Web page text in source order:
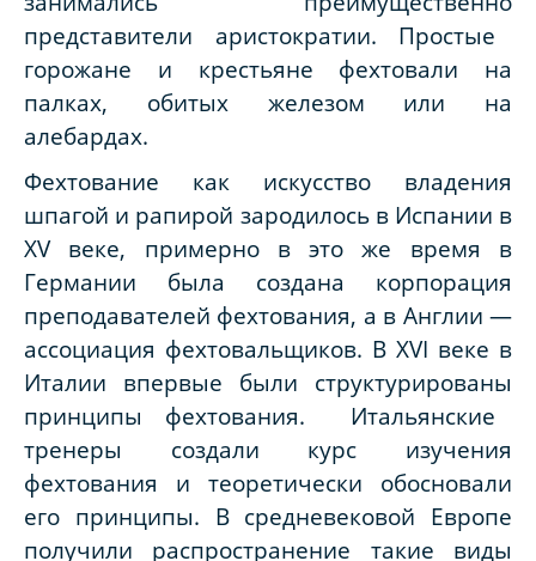
представители аристократии. Простые
горожане и крестьяне фехтовали на
палках, обитых железом или на
алебардах.
Фехтование как искусство владения
шпагой и рапирой зародилось в Испании в
XV веке, примерно вэто же время в
Германии была создана корпорация
преподавателей фехтования, а в Англии —
ассоциация фехтовальщиков. В XVI веке в
Италии впервые были структурированы
принципы фехтования.
Итальянские
тренеры создали курс изучения
фехтования и теоретически обосновали
его принципы. В средневековой Европе
получили распространение такие виды